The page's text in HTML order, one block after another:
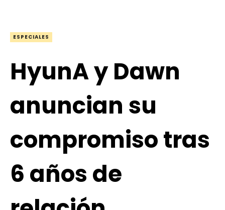
ESPECIALES
HyunA y Dawn
anuncian su
compromiso tras
6 años de